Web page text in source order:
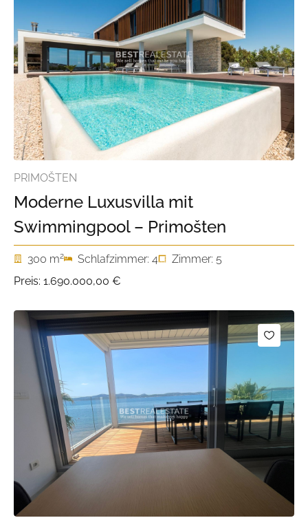
PRIMOŠTEN
Moderne Luxusvilla mit
Swimmingpool – Primošten
300 m2 Schlafzimmer: 4
Zimmer: 5
Preis: 1.690.000,00 €